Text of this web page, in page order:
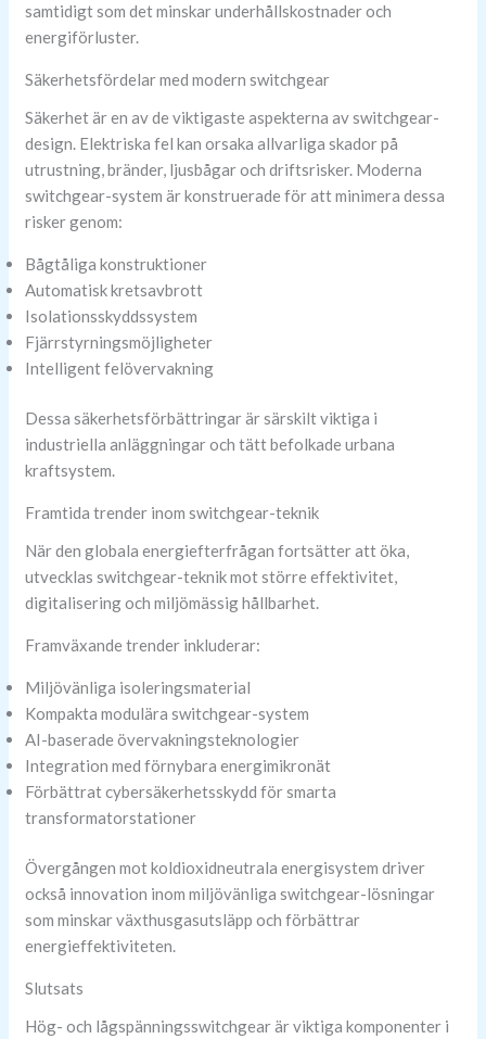
samtidigt som det minskar underhållskostnader och
energiförluster.
Säkerhetsfördelar med modern switchgear
Säkerhet är en av de viktigaste aspekterna av switchgear-
design. Elektriska fel kan orsaka allvarliga skador på
utrustning, bränder, ljusbågar och driftsrisker. Moderna
switchgear-system är konstruerade för att minimera dessa
risker genom:
Bågtåliga konstruktioner
Automatisk kretsavbrott
Isolationsskyddssystem
Fjärrstyrningsmöjligheter
Intelligent felövervakning
Dessa säkerhetsförbättringar är särskilt viktiga i
industriella anläggningar och tätt befolkade urbana
kraftsystem.
Framtida trender inom switchgear-teknik
När den globala energiefterfrågan fortsätter att öka,
utvecklas switchgear-teknik mot större effektivitet,
digitalisering och miljömässig hållbarhet.
Framväxande trender inkluderar:
Miljövänliga isoleringsmaterial
Kompakta modulära switchgear-system
AI-baserade övervakningsteknologier
Integration med förnybara energimikronät
Förbättrat cybersäkerhetsskydd för smarta
transformatorstationer
Övergången mot koldioxidneutrala energisystem driver
också innovation inom miljövänliga switchgear-lösningar
som minskar växthusgasutsläpp och förbättrar
energieffektiviteten.
Slutsats
Hög- och lågspänningsswitchgear är viktiga komponenter i